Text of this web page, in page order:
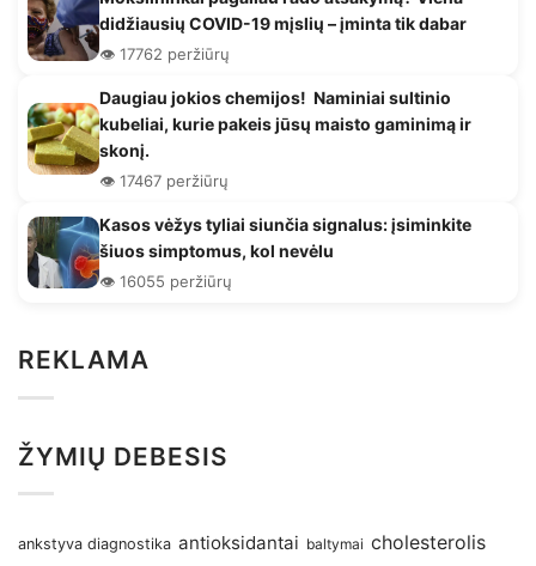
didžiausių COVID-19 mįslių – įminta tik dabar
👁️ 17762 peržiūrų
Daugiau jokios chemijos! Naminiai sultinio
kubeliai, kurie pakeis jūsų maisto gaminimą ir
skonį.
👁️ 17467 peržiūrų
Kasos vėžys tyliai siunčia signalus: įsiminkite
šiuos simptomus, kol nevėlu
👁️ 16055 peržiūrų
REKLAMA
ŽYMIŲ DEBESIS
ankstyva diagnostika antioksidantai baltymai cholesterolis